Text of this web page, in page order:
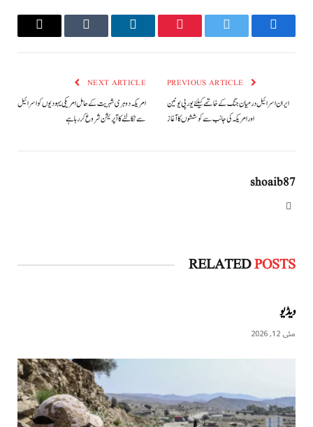
Facebook
Twitter
Pinterest
LinkedIn
Tumblr
Email
ایران اسرائیل درمیان جنگ کے خاتمے کیلئے یورپی یونین
اور امریکہ کی جانب سے کوششوں کا آغاز
NEXT ARTICLE
امریکہ دوہری شہریت کے حامل امریکی یہودیوں کو اسرائیل
سے نکالنے کا آپریشن شروع کررہا ہے
shoaib87
RELATEDPOSTS
ویڈیو
مئی 12, 2026